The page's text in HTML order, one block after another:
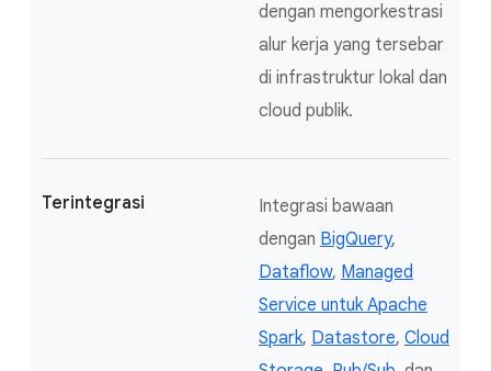
dengan mengorkestrasi
alur kerja yang tersebar
di infrastruktur lokal dan
cloud publik.
Terintegrasi
Integrasi bawaan
dengan BigQuery,
Dataflow, Managed
Service untuk Apache
Spark, Datastore, Cloud